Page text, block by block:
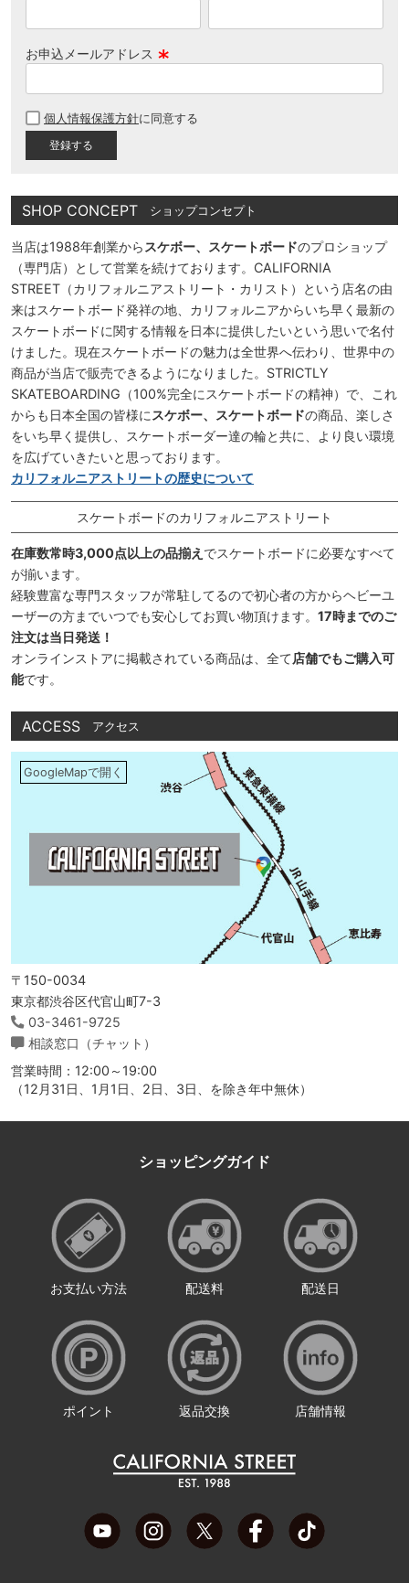
お申込メールアドレス
須
個人情報保護方針に同意する
SHOP CONCEPT ショップコンセプト
当店は1988年創業から スケボー、スケートボードのプロショップ
（専門店）として営業を続けております。CALIFORNIA
STREET（カリフォルニアストリート・カリスト）という店名の由
来はスケートボード発祥の地、カリフォルニアからいち早く最新の
スケートボードに関する情報を日本に提供したいという思いで名付
けました。現在スケートボードの魅力は全世界へ伝わり、世界中の
商品が当店で販売できるようになりました。STRICTLY
SKATEBOARDING（100%完全にスケートボードの精神）で、これ
からも日本全国の皆様に スケボー、スケートボードの商品、楽しさ
をいち早く提供し、スケートボーダー達の輪と共に、より良い環境
を広げていきたいと思っております。
カリフォルニアストリートの歴史について
スケートボードのカリフォルニアストリート
在庫数常時3,000点以上の品揃え でスケートボードに必要なすべて
が揃います。
経験豊富な専門スタッフが常駐してるので初心者の方からヘビーユ
ーザーの方までいつでも安心してお買い物頂けます。 17時までのご
注文は当日発送！
オンラインストアに掲載されている商品は、全て店舗でもご購入可
能です。
ACCESS アクセス
GoogleMapで開く
〒150-0034
東京都渋谷区代官山町7-3
03-3461-9725
相談窓口（チャット）
営業時間：12:00～19:00
（12月31日、1月1日、2日、3日、を除き年中無休）
ショッピングガイド
お支払い方法 配送料 配送日
ポイント 返品交換 店舗情報